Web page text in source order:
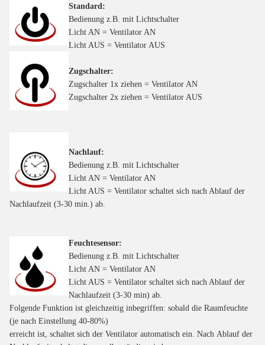
Standard:
Bedienung z.B. mit Lichtschalter
Licht AN = Ventilator AN
Licht AUS = Ventilator AUS
Zugschalter:
Zugschalter 1x ziehen = Ventilator AN
Zugschalter 2x ziehen = Ventilator AUS
Nachlauf:
Bedienung z.B. mit Lichtschalter
Licht AN = Ventilator AN
Licht AUS = Ventilator schaltet sich nach Ablauf der
Nachlaufzeit (3-30 min.) ab.
Feuchtesensor:
Bedienung z.B. mit Lichtschalter
Licht AN = Ventilator AN
Licht AUS = Ventilator schaltet sich nach Ablauf der
Nachlaufzeit (3-30 min) ab.
Folgende Funktion ist gleichzeitig inbegriffen: sobald die Raumfeuchte
(je nach Einstellung 40-80%)
erreicht ist, schaltet sich der Ventilator automatisch ein. Nach Ablauf der